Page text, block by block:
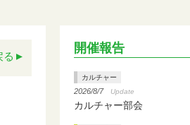
る
開催報告
カルチャー
2026/8/7 Update
カルチャー部会